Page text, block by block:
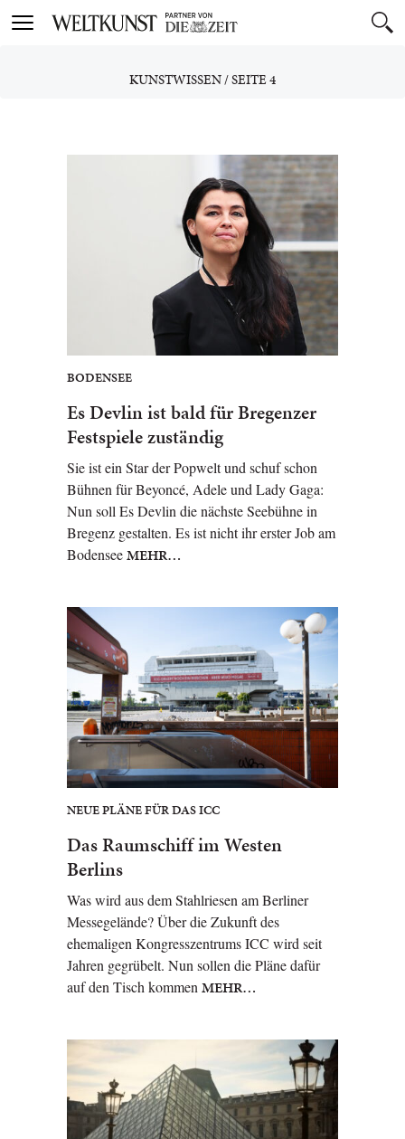
Toggle
KUNSTWISSEN/SEITE 4
BODENSEE
Es Devlin ist bald für Bregenzer
Festspiele zuständig
Sie ist ein Star der Popwelt und schuf schon
Bühnen für Beyoncé, Adele und Lady Gaga:
Nun soll Es Devlin die nächste Seebühne in
Bregenz gestalten. Es ist nicht ihr erster Job am
BodenseeMEHR…
NEUE PLÄNE FÜR DAS ICC
Das Raumschiff im Westen
Berlins
Was wird aus dem Stahlriesen am Berliner
Messegelände? Über die Zukunft des
ehemaligen Kongresszentrums ICC wird seit
Jahren gegrübelt. Nun sollen die Pläne dafür
auf den Tisch kommenMEHR…